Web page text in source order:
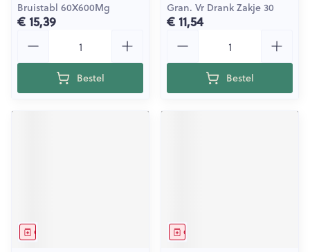
Bruistabl 60X600Mg
€ 15,39
Bestel
Gran. Vr Drank Zakje 30
€ 11,54
Bestel
Geneesmiddel Geneesmiddel